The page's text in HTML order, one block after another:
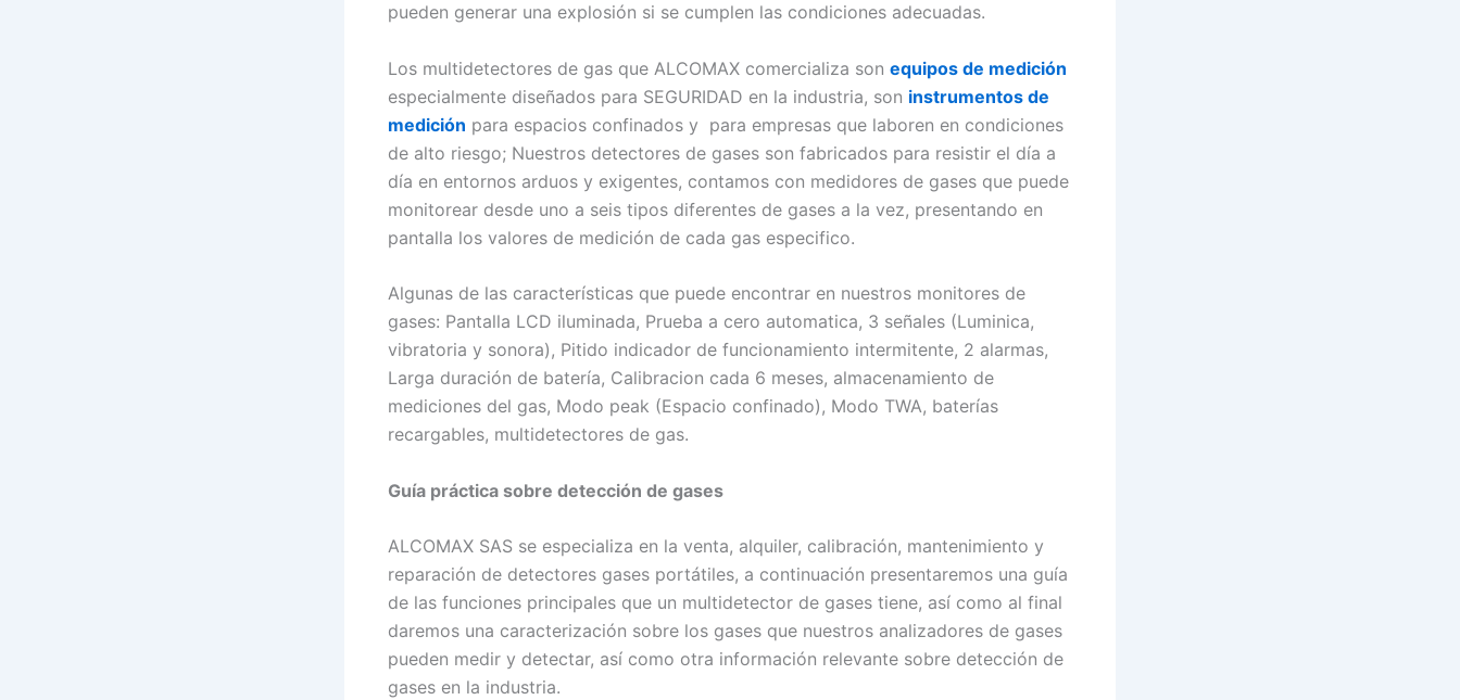
pueden generar una explosión si se cumplen las condiciones adecuadas.
Los multidetectores de gas que ALCOMAX comercializa son equipos de medición
especialmente diseñados para SEGURIDAD en la industria, son instrumentos de
medición para espacios confinados y para empresas que laboren en condiciones
de alto riesgo; Nuestros detectores de gases son fabricados para resistir el día a
día en entornos arduos y exigentes, contamos con medidores de gases que puede
monitorear desde uno a seis tipos diferentes de gases a la vez, presentando en
pantalla los valores de medición de cada gas especifico.
Algunas de las características que puede encontrar en nuestros monitores de
gases: Pantalla LCD iluminada, Prueba a cero automatica, 3 señales (Luminica,
vibratoria y sonora), Pitido indicador de funcionamiento intermitente, 2 alarmas,
Larga duración de batería, Calibracion cada 6 meses, almacenamiento de
mediciones del gas, Modo peak (Espacio confinado), Modo TWA, baterías
recargables, multidetectores de gas.
Guía práctica sobre detección de gases
ALCOMAX SAS se especializa en la venta, alquiler, calibración, mantenimiento y
reparación de detectores gases portátiles, a continuación presentaremos una guía
de las funciones principales que un multidetector de gases tiene, así como al final
daremos una caracterización sobre los gases que nuestros analizadores de gases
pueden medir y detectar, así como otra información relevante sobre detección de
gases en la industria.